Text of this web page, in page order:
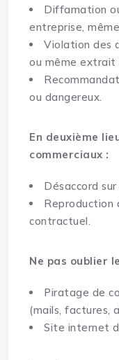
Diffamation
entreprise,
Violation des
ou même extrait
ou dangereux.
En deuxième
commerciaux :
Désaccord
Reproduction
contractuel.
Ne pas oublier
Piratage de
(mails, factures,
Site internet